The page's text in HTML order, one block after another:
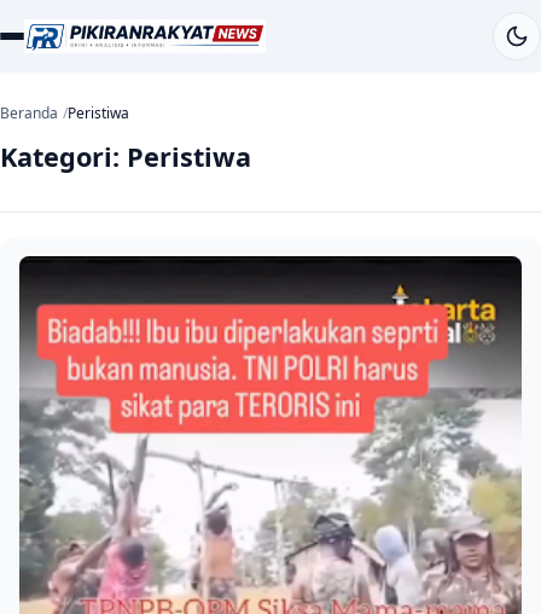
Beranda Peristiwa
Kategori: Peristiwa